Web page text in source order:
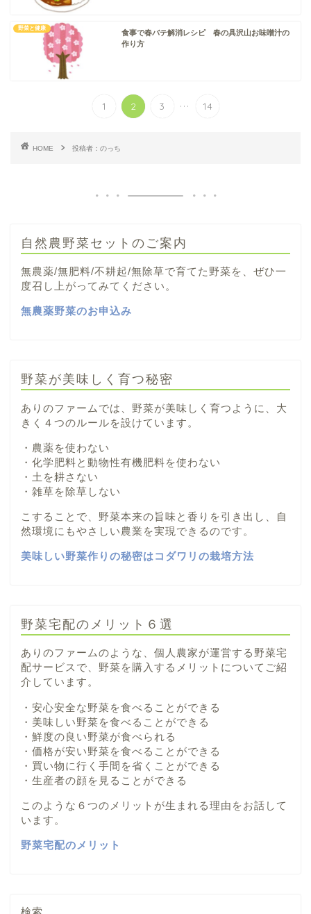
野菜と健康
食事で春バテ解消レシピ 春の具沢山お味噌汁の
作り方
1 2 3 ... 14
HOME 投稿者：のっち
自然農野菜セットのご案内
無農薬/無肥料/不耕起/無除草で育てた野菜を、ぜひ一
度召し上がってみてください。
無農薬野菜のお申込み
野菜が美味しく育つ秘密
ありのファームでは、野菜が美味しく育つように、大
きく４つのルールを設けています。
・農薬を使わない
・化学肥料と動物性有機肥料を使わない
・土を耕さない
・雑草を除草しない
こすることで、野菜本来の旨味と香りを引き出し、自
然環境にもやさしい農業を実現できるのです。
美味しい野菜作りの秘密はコダワリの栽培方法
野菜宅配のメリット６選
ありのファームのような、個人農家が運営する野菜宅
配サービスで、野菜を購入するメリットについてご紹
介しています。
・安心安全な野菜を食べることができる
・美味しい野菜を食べることができる
・鮮度の良い野菜が食べられる
・価格が安い野菜を食べることができる
・買い物に行く手間を省くことができる
・生産者の顔を見ることができる
このような６つのメリットが生まれる理由をお話して
います。
野菜宅配のメリット